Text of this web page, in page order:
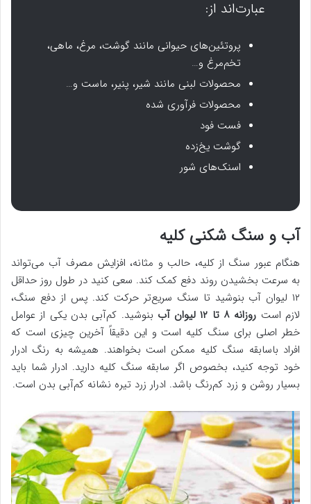
عبارت‌اند از:
پروتئین‌های حیوانی مانند گوشت، مرغ، ماهی،
تخم‌مرغ و…
محصولات لبنی مانند شیر، پنیر، ماست و…
محصولات فرآوری شده
فست فود
گوشت یخ‌زده
اسنک‌های شور
آب و سنگ شکنی کلیه
هنگام عبور سنگ از کلیه، حالب و مثانه، افزایش مصرف آب می‌تواند
به ‌سرعت بخشیدن روند دفع کمک کند. سعی کنید در طول روز حداقل
۱۲ لیوان آب بنوشید تا سنگ سریع‌تر حرکت کند. پس از دفع سنگ،
لازم است روزانه ۸ تا ۱۲ لیوان آب
بنوشید. کم‌آبی بدن یکی از عوامل
خطر اصلی برای سنگ کلیه است و این دقیقاً آخرین چیزی است که
افراد باسابقه سنگ کلیه ممکن است بخواهند. همیشه به رنگ ادرار
خود توجه کنید، بخصوص اگر سابقه سنگ کلیه دارید. ادرار شما باید
بسیار روشن و زرد کم‌رنگ باشد. ادرار زرد تیره نشانه کم‌آبی بدن است.